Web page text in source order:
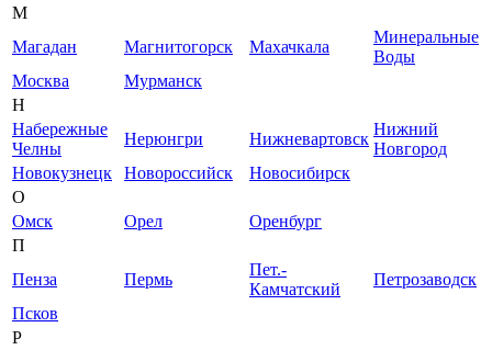
М
Магадан
Магнитогорск Махачкала
Минеральные
Воды
Москва
Мурманск
Н
Набережные
Челны
Нерюнгри Нижневартовск
Нижний
Новгород
Новокузнецк
Новороссийск
Новосибирск
О
Омск
Орел
Оренбург
П
Пенза
Пермь
Пет.-
Камчатский
Петрозаводск
Псков
Р